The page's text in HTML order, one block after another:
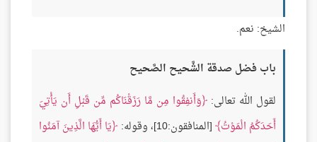
الشيخ: نعم.
باب فضل صدقة الشَّحيح الصَّحيح
لقول الله تعالى: وَأَنفِقُوا مِن مَّا رَزَقْنَاكُم مِّن قَبْلِ أَن يَأْتِيَ
أَحَدَكُمُ الْمَوْتُ [المنافقون:10]، وقوله:
يَا أَيُّهَا الَّذِينَ آمَنُوا